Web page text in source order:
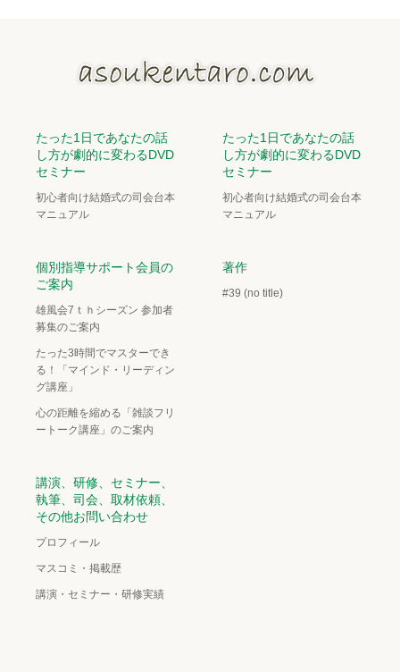
たった1日であなたの話
し方が劇的に変わるDVD
セミナー
初心者向け結婚式の司会台本
マニュアル
たった1日であなたの話
し方が劇的に変わるDVD
セミナー
初心者向け結婚式の司会台本
マニュアル
個別指導サポート会員の
ご案内
雄風会7ｔｈシーズン 参加者
募集のご案内
たった3時間でマスターでき
る！「マインド・リーディン
グ講座」
心の距離を縮める「雑談フリ
ートーク講座」のご案内
著作
#39 (no title)
講演、研修、セミナー、
執筆、司会、取材依頼、
その他お問い合わせ
プロフィール
マスコミ・掲載歴
講演・セミナー・研修実績